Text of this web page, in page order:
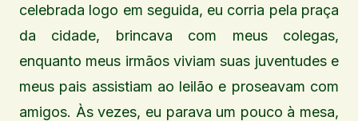
celebrada logo em seguida, eu corria pela praça
da cidade, brincava com meus colegas,
enquanto meus irmãos viviam suas juventudes e
meus pais assistiam ao leilão e proseavam com
amigos. Às vezes, eu parava um pouco à mesa,